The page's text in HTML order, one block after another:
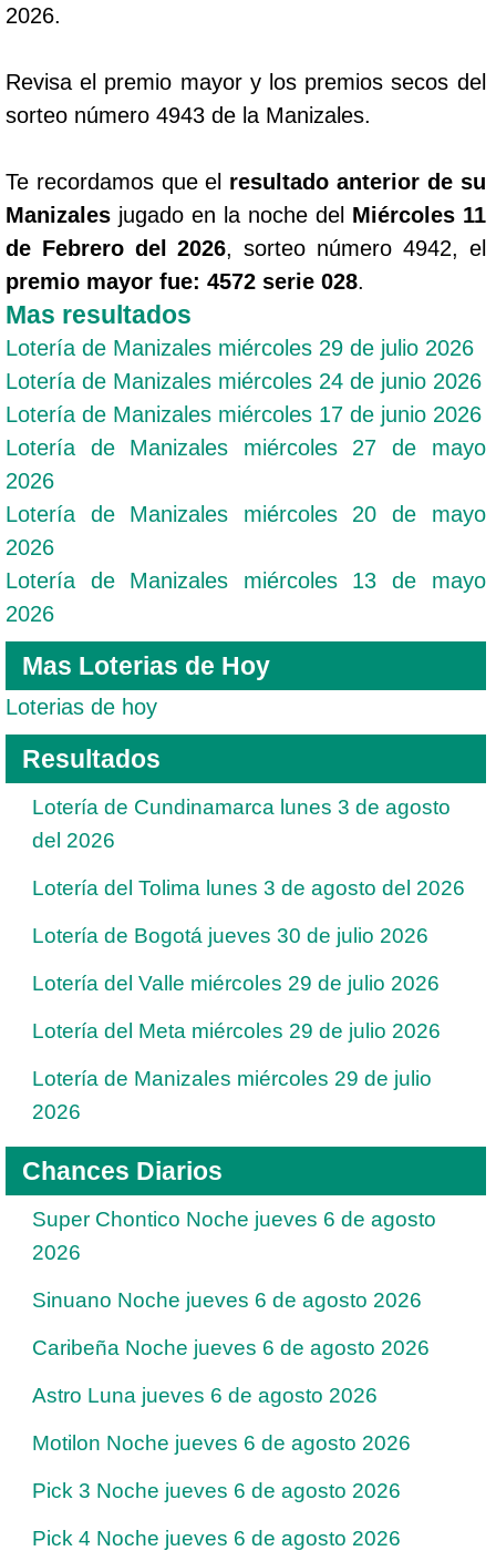
2026.
Revisa el premio mayor y los premios secos del
sorteo número 4943 de la Manizales.
Te recordamos que el resultado anterior de su
Manizales jugado en la noche del Miércoles 11
de Febrero del 2026, sorteo número 4942, el
premio mayor fue: 4572 serie 028.
Mas resultados
Lotería de Manizales miércoles 29 de julio 2026
Lotería de Manizales miércoles 24 de junio 2026
Lotería de Manizales miércoles 17 de junio 2026
Lotería de Manizales miércoles 27 de mayo
2026
Lotería de Manizales miércoles 20 de mayo
2026
Lotería de Manizales miércoles 13 de mayo
2026
Mas Loterias de Hoy
Loterias de hoy
Resultados
Lotería de Cundinamarca lunes 3 de agosto
del 2026
Lotería del Tolima lunes 3 de agosto del 2026
Lotería de Bogotá jueves 30 de julio 2026
Lotería del Valle miércoles 29 de julio 2026
Lotería del Meta miércoles 29 de julio 2026
Lotería de Manizales miércoles 29 de julio
2026
Chances Diarios
Super Chontico Noche jueves 6 de agosto
2026
Sinuano Noche jueves 6 de agosto 2026
Caribeña Noche jueves 6 de agosto 2026
Astro Luna jueves 6 de agosto 2026
Motilon Noche jueves 6 de agosto 2026
Pick 3 Noche jueves 6 de agosto 2026
Pick 4 Noche jueves 6 de agosto 2026